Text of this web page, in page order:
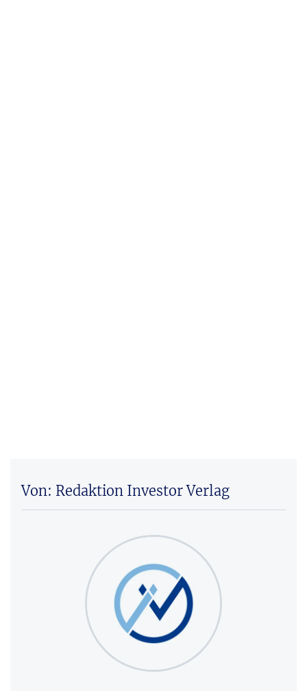
Von: Redaktion Investor Verlag